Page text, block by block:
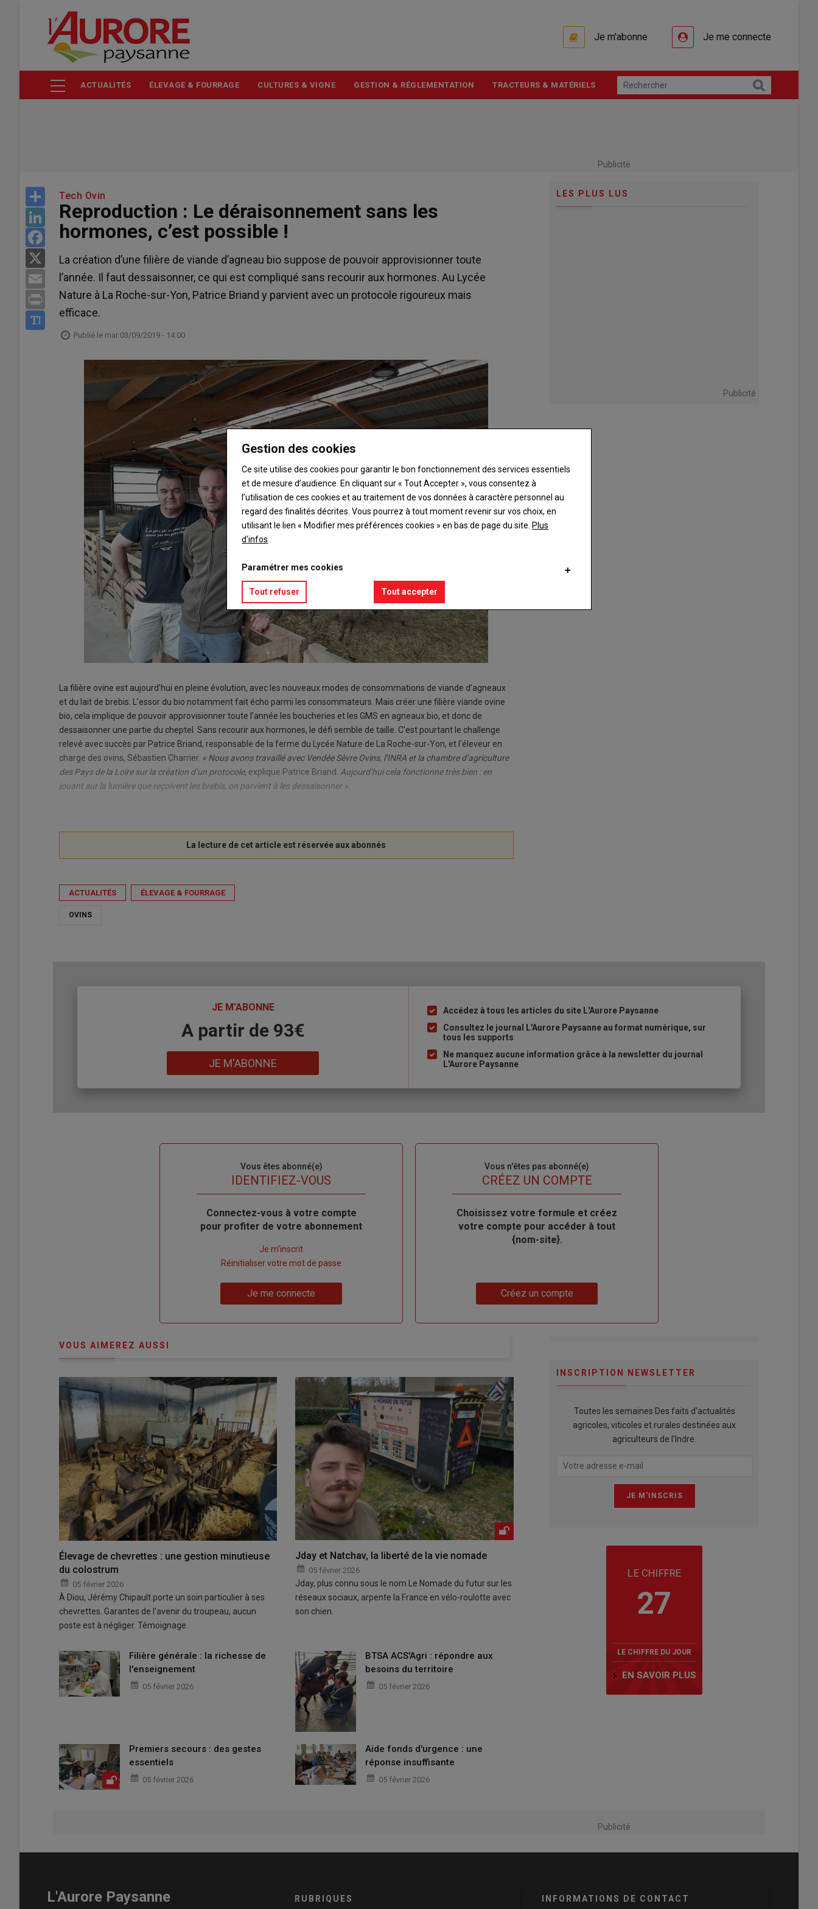
contenu
Je m'abonne Je me connecte
ACTUALITÉS ÉLEVAGE & FOURRAGE CULTURES & VIGNE GESTION & RÉGLEMENTATION TRACTEURS & MATÉRIELS
Publicité
Share
LinkedIn
Facebook
Email
Print
Tech Ovin
Reproduction : Le déraisonnement sans les
hormones, c’est possible !
La création d’une filière de viande d’agneau bio suppose de pouvoir approvisionner toute
l’année. Il faut dessaisonner, ce qui est compliqué sans recourir aux hormones. Au Lycée
Nature à La Roche-sur-Yon, Patrice Briand y parvient avec un protocole rigoureux mais
efficace.
Publié le mar 03/09/2019 - 14:00
La filière ovine est aujourd’hui en pleine évolution, avec les nouveaux modes de consommations de viande d’agneaux
et du lait de brebis. L’essor du bio notamment fait écho parmi les consommateurs. Mais créer une filière viande ovine
bio, cela implique de pouvoir approvisionner toute l’année les boucheries et les GMS en agneaux bio, et donc de
dessaisonner une partie du cheptel. Sans recourir aux hormones, le défi semble de taille. C’est pourtant le challenge
relevé avec succès par Patrice Briand, responsable de la ferme du Lycée Nature de La Roche-sur-Yon, et l’éleveur en
charge des ovins, Sébastien Charrier. « Nous avons travaillé avec Vendée Sèvre Ovins, l’INRA et la chambre d’agriculture
des Pays de la Loire sur la création d’un protocole, explique Patrice Briand. Aujourd’hui cela fonctionne très bien : en
jouant sur la lumière que reçoivent les brebis, on parvient à les dessaisonner ».
ACTUALITÉS ÉLEVAGE & FOURRAGE
OVINS
LES PLUS LUS
Publicité
JE M'ABONNE
A partir de 93€
JE M'ABONNE
Liste
à
puce
Accédez à tous les articles du site L'Aurore Paysanne
Consultez le journal L'Aurore Paysanne au format numérique, sur
tous les supports
Ne manquez aucune information grâce à la newsletter du journal
L'Aurore Paysanne
Vous êtes abonné(e)
IDENTIFIEZ-VOUS
Body
Connectez-vous à votre compte
pour profiter de votre abonnement
compte"
Je m'inscrit
Réinitialiser votre mot de passe
Je me connecte
Vous n'êtes pas abonné(e)
TITRECRÉEZ UN COMPTE
Body
Choisissez votre formule et créez
votre compte pour accéder à tout
{nom-site}.
Créez un compte
VOUS AIMEREZ AUSSI
Élevage de chevrettes : une gestion minutieuse
du colostrum
05 février 2026
À Diou, Jérémy Chipault porte un soin particulier à ses
chevrettes. Garantes de l'avenir du troupeau, aucun
poste est à négliger. Témoignage.
Jday et Natchav, la liberté de la vie nomade
05 février 2026
Jday, plus connu sous le nom Le Nomade du futur sur les
réseaux sociaux, arpente la France en vélo-roulotte avec
son chien.
Filière générale : la richesse de
l'enseignement
05 février 2026
BTSA ACS'Agri : répondre aux
besoins du territoire
05 février 2026
Premiers secours : des gestes
essentiels
05 février 2026
Aide fonds d'urgence : une
réponse insuffisante
05 février 2026
INSCRIPTION NEWSLETTER
Toutes les semaines Des faits d'actualités
agricoles, viticoles et rurales destinées aux
agriculteurs de l'Indre.
LE CHIFFRE
27
LE CHIFFRE DU JOUR
EN SAVOIR PLUS
Publicité
L'Aurore Paysanne RUBRIQUES INFORMATIONS DE CONTACT
Gestion des cookies
Ce site utilise des cookies pour garantir le bon fonctionnement des services essentiels
et de mesure d’audience. En cliquant sur « Tout Accepter », vous consentez à
l’utilisation de ces cookies et au traitement de vos données à caractère personnel au
regard des finalités décrites. Vous pourrez à tout moment revenir sur vos choix, en
utilisant le lien « Modifier mes préférences cookies » en bas de page du site. Plus
d'infos
Paramétrer mes cookies
Tout refuser Tout accepter